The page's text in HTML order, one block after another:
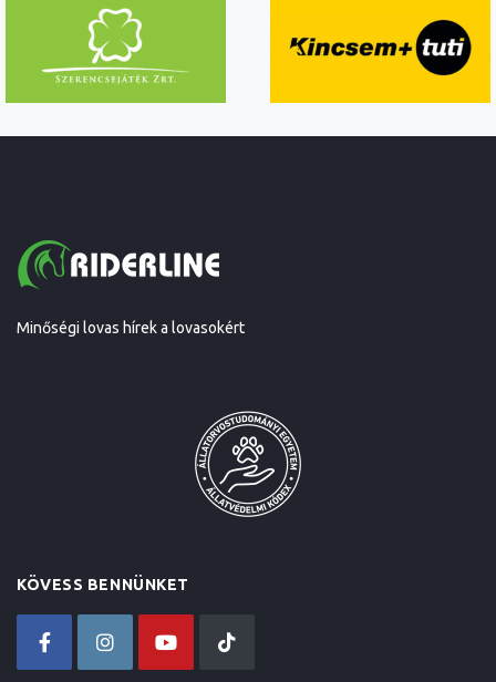
Minőségi lovas hírek a lovasokért
KÖVESS BENNÜNKET